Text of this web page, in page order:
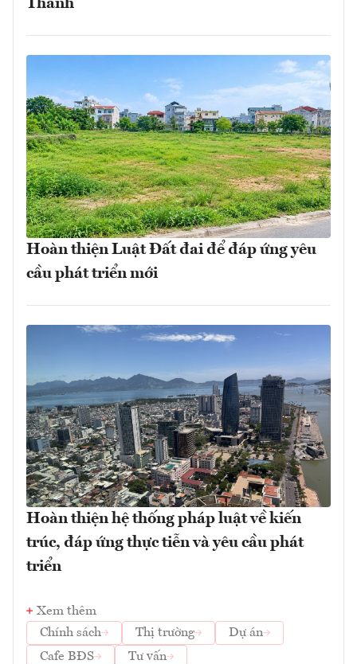
Thành
Hoàn thiện Luật Đất đai để đáp ứng yêu
cầu phát triển mới
Hoàn thiện hệ thống pháp luật về kiến
trúc, đáp ứng thực tiễn và yêu cầu phát
triển
Xem thêm
Chính sách
Thị trường
Dự án
Cafe BĐS
Tư vấn